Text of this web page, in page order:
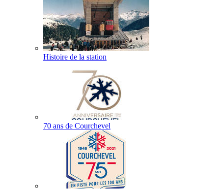
Histoire de la station
70 ans de Courchevel